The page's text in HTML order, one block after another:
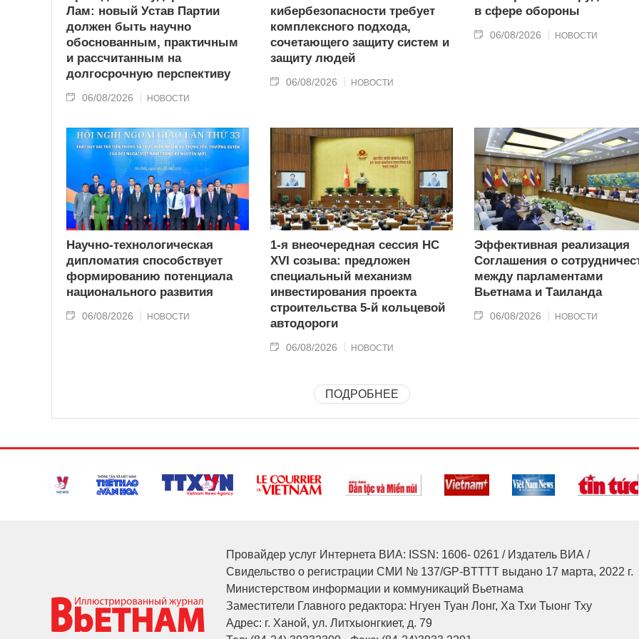
Лам: новый Устав Партии
должен быть научно
обоснованным, практичным
и рассчитанным на
долгосрочную перспективу
06/08/2026 НОВОСТИ
кибербезопасности требует
комплексного подхода,
сочетающего защиту систем и
защиту людей
06/08/2026 НОВОСТИ
в сфере обороны
06/08/2026 НОВОСТИ
Научно-технологическая
дипломатия способствует
формированию потенциала
национального развития
06/08/2026 НОВОСТИ
1-я внеочередная сессия НС
XVI созыва: предложен
специальный механизм
инвестирования проекта
строительства 5-й кольцевой
автодороги
06/08/2026 НОВОСТИ
Эффективная реализация
Соглашения о
между парламентами
Вьетнама и Таиланда
06/08/2026 НОВОСТИ
ПОДРОБНЕЕ
Провайдер услуг Интернета ВИА: ISSN: 1606- 0261 / Издатель ВИА /
Свидельство о регистрации СМИ № 137/GP-BTTTT выдано 17 марта, 2022 г.
Министерством информации и коммуникаций Вьетнама
Заместители Главного редактора: Нгуен Туан Лонг, Ха Тхи Тыонг Тху
Адрес: г. Ханой, ул. Литхыонгкиет, д. 79